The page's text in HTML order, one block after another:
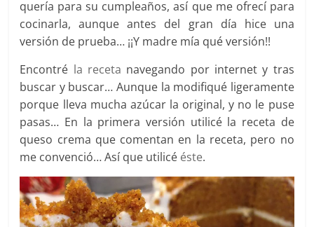
quería para su cumpleaños, así que me ofrecí para
cocinarla, aunque antes del gran día hice una
versión de prueba… ¡¡Y madre mía qué versión!!
Encontré la receta navegando por internet y tras
buscar y buscar… Aunque la modifiqué ligeramente
porque lleva mucha azúcar la original, y no le puse
pasas… En la primera versión utilicé la receta de
queso crema que comentan en la receta, pero no
me convenció… Así que utilicé éste.